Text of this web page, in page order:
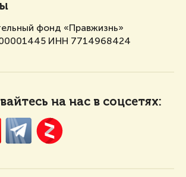
фонд «Правжизнь»
ИНН 7714968424
на нас в соцсетях: